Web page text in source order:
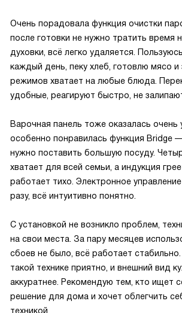
Очень порадовала функция очистки
после готовки не нужно тратить время
духовки, всё легко удаляется.
каждый день, пеку хлеб, готовлю мясо и
режимов хватает на любые блюда.
удобные, реагируют быстро, не
Варочная панель тоже оказалась очень
особенно понравилась функция Bridge
нужно поставить большую посуду.
хватает для всей семьи, а индукция
работает тихо. Электронное
разу, всё интуитивно понятно.
С установкой не возникло проблем,
на свои места. За пару месяцев
сбоев не было, всё работает стабильно.
такой технике приятно, и внешний вид
аккуратнее. Рекомендую тем, кто ищет
решение для дома и хочет облегчить
техникой.